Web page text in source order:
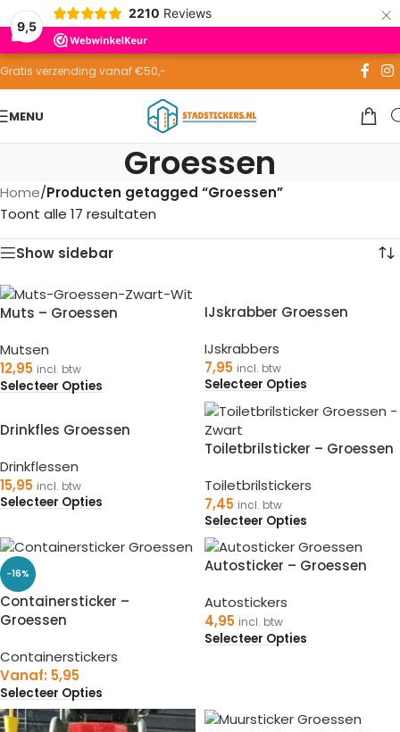
9,5
2210 Reviews ×
Skip to navigation
Skip to main content
Gratis verzending vanaf €50,-
MENU
Groessen
Home/Producten getagged “Groessen”
Toont alle 17 resultaten
Show sidebar
Muts – Groessen
Mutsen
12,95 incl. btw
Selecteer Opties
IJskrabber Groessen
IJskrabbers
7,95 incl. btw
Selecteer Opties
Drinkfles Groessen
Drinkflessen
15,95 incl. btw
Selecteer Opties
Toiletbrilsticker – Groessen
Toiletbrilstickers
7,45 incl. btw
Selecteer Opties
-16%
Containersticker –
Groessen
Containerstickers
Vanaf: 5,95
Selecteer Opties
Autosticker – Groessen
Autostickers
4,95 incl. btw
Selecteer Opties